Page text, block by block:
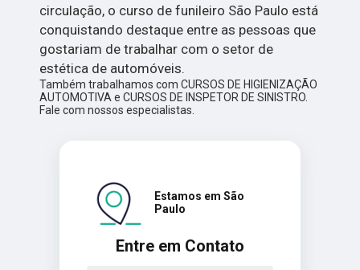
circulação, o curso de funileiro São Paulo está
conquistando destaque entre as pessoas que
gostariam de trabalhar com o setor de
estética de automóveis.
Também trabalhamos com CURSOS DE HIGIENIZAÇÃO
AUTOMOTIVA e CURSOS DE INSPETOR DE SINISTRO.
Fale com nossos especialistas.
Entre em Contato
Estamos em São
Paulo